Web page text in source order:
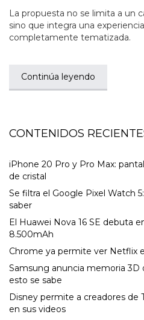
La propuesta no se limita a un
sino que integra una
completamente tematizada.
Continúa leyendo
CONTENIDOS
iPhone 20 Pro y Pro Max:
de cristal
Se filtra el Google Pixel Watch
saber
El Huawei Nova 16 SE debuta
8.500mAh
Chrome ya permite ver Netflix
Samsung anuncia memoria 3D
esto se sabe
Disney permite a creadores de
en sus videos